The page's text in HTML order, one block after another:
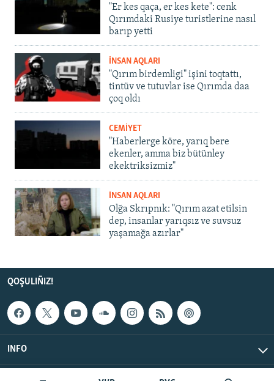
"Er kes qaça, er kes kete": cenk
Qırımdaki Rusiye turistlerine nasıl
barıp yetti
İNSAN AQLARI
"Qırım birdemligi" işini toqtattı,
tintüv ve tutuvlar ise Qırımda daa
çoq oldı
CEMİYET
"Haberlerge köre, yarıq bere
ekenler, amma biz bütünley
ekektriksizmiz"
İNSAN AQLARI
Olğa Skrıpnık: "Qırım azat etilsin
dep, insanlar yarıqsız ve suvsuz
yaşamağa azırlar"
QOŞULIÑIZ!
INFO